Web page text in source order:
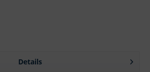
Details